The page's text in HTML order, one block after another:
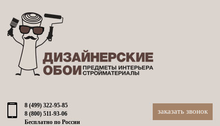
8 (499) 322-95-85
8 (800) 511-93-06
Бесплатно по России
заказать звонок